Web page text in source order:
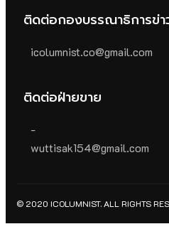
ติดต่อกองบรรณาธิการข่า
icolumnist.co@gmail.com
ติดต่อฝ่ายขาย
-
wuttisak154@gmail.com
© 2020 ICOLUMNIST. ALL RIGHTS